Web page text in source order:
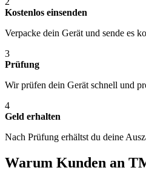
Kostenlos einsenden
Verpacke dein Gerät und sende es
3
Prüfung
Wir prüfen dein Gerät schnell und
4
Geld erhalten
Nach Prüfung erhältst du deine
Warum Kunden an